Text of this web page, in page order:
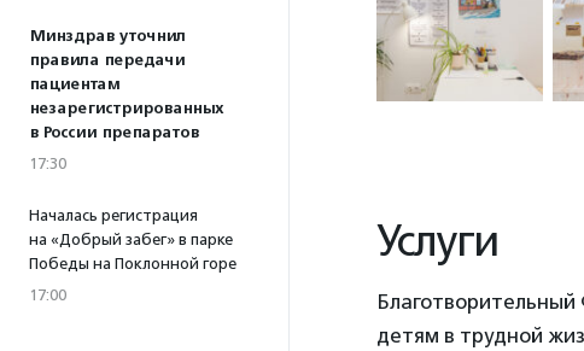
Минздрав уточнил
правила передачи
пациентам
незарегистрированных
в России препаратов
17:30
Началась регистрация
на «Добрый забег» в парке
Победы на Поклонной горе
17:00
Услуги
детям в трудной